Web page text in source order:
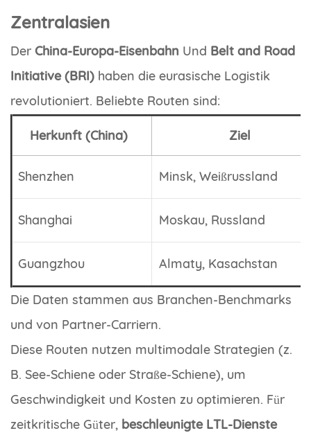
Zentralasien
Der China-Europa-Eisenbahn Und Belt and Road
Initiative (BRI) haben die eurasische Logistik
revolutioniert. Beliebte Routen sind:
Herkunft (China) Ziel
Shenzhen Minsk, Weißrussland
Shanghai Moskau, Russland
Guangzhou Almaty, Kasachstan
Die Daten stammen aus Branchen-Benchmarks
und von Partner-Carriern.
Diese Routen nutzen multimodale Strategien (z.
B. See-Schiene oder Straße-Schiene), um
Geschwindigkeit und Kosten zu optimieren. Für
zeitkritische Güter, beschleunigte LTL-Dienste